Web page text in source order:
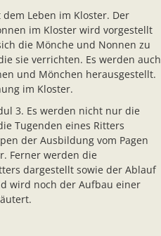
Leben im Kloster. Der
im Kloster wird vorgestellt
die Mönche und Nonnen zu
sie verrichten. Es werden auch
und Mönchen herausgestellt.
im Kloster.
3. Es werden nicht nur die
Tugenden eines Ritters
der Ausbildung vom Pagen
Ferner werden die
dargestellt sowie der Ablauf
wird noch der Aufbau einer